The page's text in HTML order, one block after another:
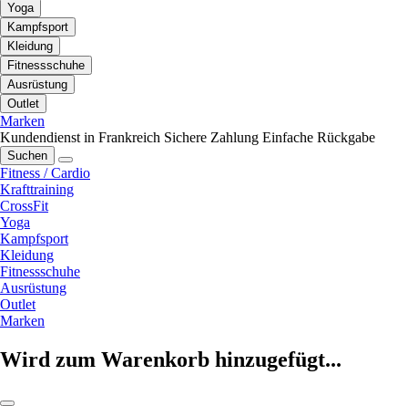
Yoga
Kampfsport
Kleidung
Fitnessschuhe
Ausrüstung
Outlet
Marken
Kundendienst in Frankreich Sichere Zahlung Einfache Rückgabe
Suchen
Fitness / Cardio
Krafttraining
CrossFit
Yoga
Kampfsport
Kleidung
Fitnessschuhe
Ausrüstung
Outlet
Marken
Wird zum Warenkorb hinzugefügt...